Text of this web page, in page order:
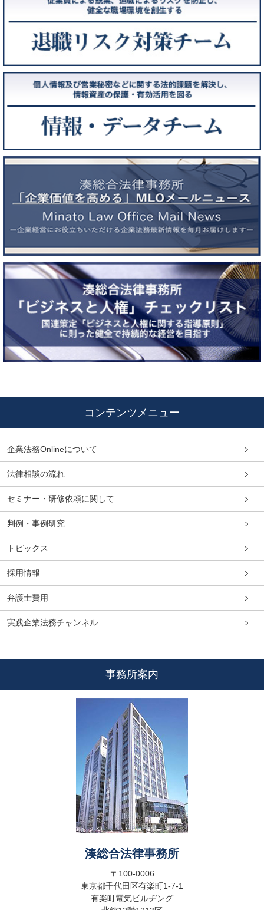
コンテンツメニュー
企業法務Onlineについて
法律相談の流れ
セミナー・研修依頼に関して
判例・事例研究
トピックス
採用情報
弁護士費用
実践企業法務チャンネル
事務所案内
湊総合法律事務所
〒100-0006
東京都千代田区有楽町1-7-1
有楽町電気ビルヂング